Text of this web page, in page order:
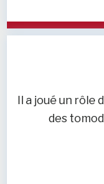
Il a joué un rôle
des